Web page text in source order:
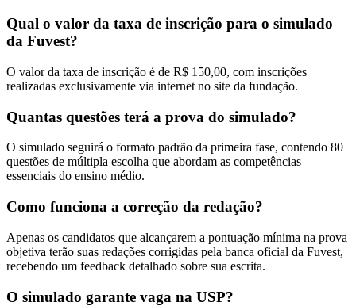
Qual o valor da taxa de inscrição para o simulado
da Fuvest?
O valor da taxa de inscrição é de R$ 150,00, com inscrições
realizadas exclusivamente via internet no site da fundação.
Quantas questões terá a prova do simulado?
O simulado seguirá o formato padrão da primeira fase, contendo 80
questões de múltipla escolha que abordam as competências
essenciais do ensino médio.
Como funciona a correção da redação?
Apenas os candidatos que alcançarem a pontuação mínima na prova
objetiva terão suas redações corrigidas pela banca oficial da Fuvest,
recebendo um feedback detalhado sobre sua escrita.
O simulado garante vaga na USP?